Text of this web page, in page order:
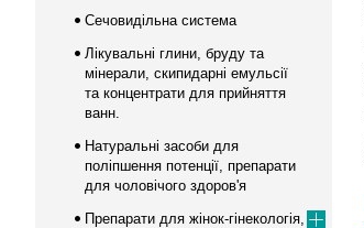
Сечовидільна система
Лікувальні глини, бруду та
мінерали, скипидарні емульсії
та концентрати для прийняття
ванн.
Натуральні засоби для
поліпшення потенції, препарати
для чоловічого здоров'я
Препарати для жінок-гінекологія,